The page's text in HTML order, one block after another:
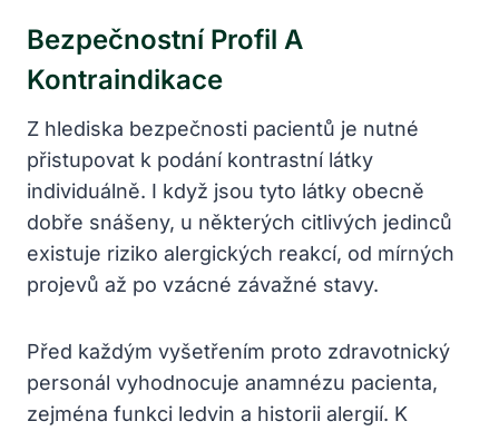
Bezpečnostní Profil A
Kontraindikace
Z hlediska bezpečnosti pacientů je nutné
přistupovat k podání kontrastní látky
individuálně. I když jsou tyto látky obecně
dobře snášeny, u některých citlivých jedinců
existuje riziko alergických reakcí, od mírných
projevů až po vzácné závažné stavy.
Před každým vyšetřením proto zdravotnický
personál vyhodnocuje anamnézu pacienta,
zejména funkci ledvin a historii alergií. K